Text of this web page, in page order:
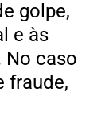
golpe,
e às
No caso
fraude,